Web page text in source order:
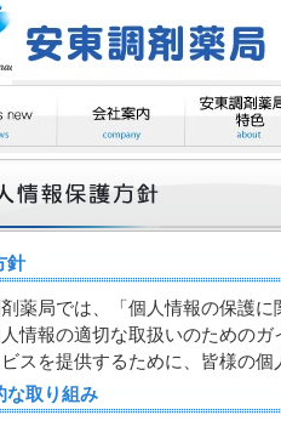
針
薬局では、「個人情報の保護
情報の適切な取扱いのための
スを提供するために、皆様の
な取り組み